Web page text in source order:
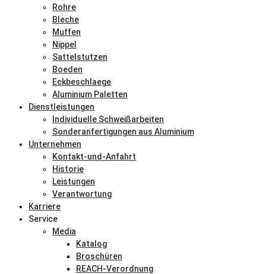
Rohre
Bleche
Muffen
Nippel
Sattelstutzen
Boeden
Eckbeschlaege
Aluminium Paletten
Dienstleistungen
Individuelle Schweißarbeiten
Sonderanfertigungen aus Aluminium
Unternehmen
Kontakt-und-Anfahrt
Historie
Leistungen
Verantwortung
Karriere
Service
Media
Katalog
Broschüren
REACH-Verordnung